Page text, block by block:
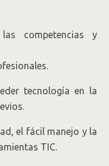
competencias y
tecnología en la
el fácil manejo y la
TIC.